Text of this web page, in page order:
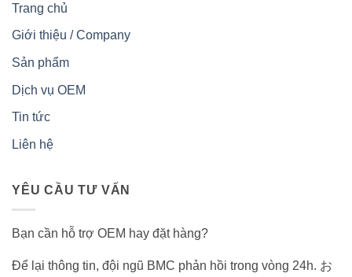
Trang chủ
Giới thiệu / Company
Sản phẩm
Dịch vụ OEM
Tin tức
Liên hệ
YÊU CẦU TƯ VẤN
Bạn cần hỗ trợ OEM hay đặt hàng?
Để lại thông tin, đội ngũ BMC phản hồi trong vòng 24h. お